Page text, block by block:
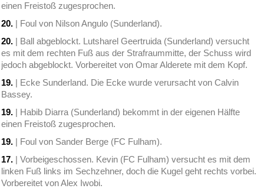
einen Freistoß zugesprochen.
20. | Foul von Nilson Angulo (Sunderland).
20. | Ball abgeblockt. Lutsharel Geertruida (Sunderland) versucht
es mit dem rechten Fuß aus der Strafraummitte, der Schuss wird
jedoch abgeblockt. Vorbereitet von Omar Alderete mit dem Kopf.
19. | Ecke Sunderland. Die Ecke wurde verursacht von Calvin
Bassey.
19. | Habib Diarra (Sunderland) bekommt in der eigenen Hälfte
einen Freistoß zugesprochen.
19. | Foul von Sander Berge (FC Fulham).
17. | Vorbeigeschossen. Kevin (FC Fulham) versucht es mit dem
linken Fuß links im Sechzehner, doch die Kugel geht rechts vorbei.
Vorbereitet von Alex Iwobi.